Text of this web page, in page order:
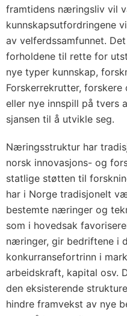
framtidens næringsliv vil
kunnskapsutfordringene
av velferdssamfunnet.
forholdene til rette for
nye typer kunnskap,
Forskerrekrutter,
eller nye innspill på tvers
sjansen til å utvikle seg.
Næringsstruktur har
norsk innovasjons- og
statlige støtten til
har i Norge tradisjonelt
bestemte næringer og
som i hovedsak
næringer, gir bedriftene i
konkurransefortrinn i
arbeidskraft, kapital osv.
den eksisterende
hindre framvekst av nye